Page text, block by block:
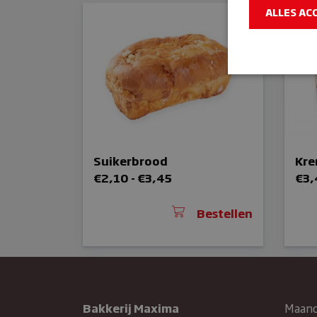
Suikerbrood
€2,10 - €3,45
tot
Bestellen
€
Bakkerij Maxima
ALLES
Strikt